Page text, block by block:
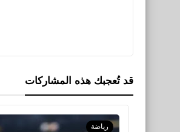
قد تُعجبك هذه المشاركات
رياضة